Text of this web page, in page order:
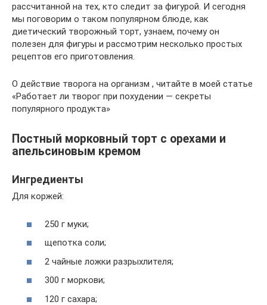
рассчитанной на тех, кто следит за фигурой. И сегодня
мы поговорим о таком популярном блюде, как
диетический творожный торт, узнаем, почему он
полезен для фигуры и рассмотрим несколько простых
рецептов его приготовления.
О действие творога на организм , читайте в моей статье
«Работает ли творог при похудении — секреты
популярного продукта»
Постный морковный торт с орехами и
апельсиновым кремом
Ингредиенты
Для коржей:
250 г муки;
щепотка соли;
2 чайные ложки разрыхлителя;
300 г моркови;
120 г сахара;